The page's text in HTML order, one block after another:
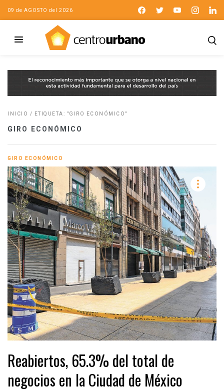
09 de AGOSTO del 2026
INICIO / ETIQUETA: "GIRO ECONÓMICO"
GIRO ECONÓMICO
GIRO ECONÓMICO
Reabiertos, 65.3% del total de
negocios en la Ciudad de México